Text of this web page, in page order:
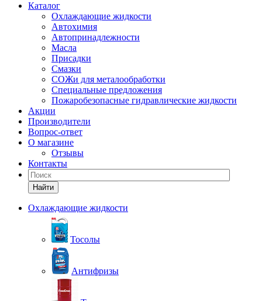
Каталог
Охлаждающие жидкости
Автохимия
Автопринадлежности
Масла
Присадки
Смазки
СОЖи для металообработки
Специальные предложения
Пожаробезопасные гидравлические жидкости
Акции
Производители
Вопрос-ответ
О магазине
Отзывы
Контакты
Найти
Охлаждающие жидкости
Тосолы
Антифризы